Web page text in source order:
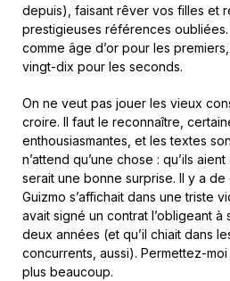
depuis), faisant rêver vos filles et
prestigieuses références
comme âge d’or pour les
vingt-dix pour les seconds.
On ne veut pas jouer les vieux
croire. Il faut le reconnaître,
enthousiasmantes, et les textes
n’attend qu’une chose : qu’ils
serait une bonne surprise. Il y a de
Guizmo s’affichait dans une triste
avait signé un contrat l’obligeant à
deux années (et qu’il chiait dans
concurrents, aussi). Permettez-
plus beaucoup.